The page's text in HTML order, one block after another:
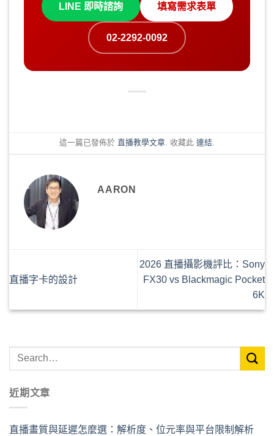
LINE 即時諮詢 填寫需求表單
02-2292-0092
這一篇已發佈於 直播教學文章 . 收藏此 連結
AARON
直播字卡的設計
2026 直播攝影機評比：Sony
FX30 vs Blackmagic Pocket
6K
近期文章
直播畫質與延遲怎麼選：解析度、位元率與平台限制解析